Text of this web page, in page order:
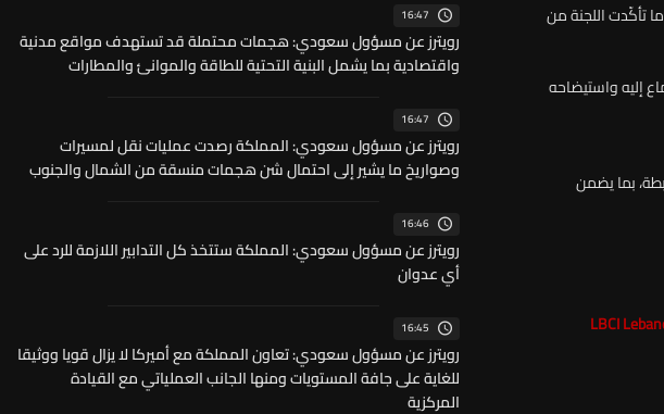
تأكّدت اللجنة من
إليه واستيضاحه
بما يضمن
LBCI
16:47
رويترز عن مسؤول سعودي: هجمات محتملة قد تستهدف مواقع مدنية
واقتصادية بما يشمل البنية التحتية للطاقة والموانئ والمطارات
16:47
رويترز عن مسؤول سعودي: المملكة رصدت عمليات نقل لمسيرات
وصواريخ ما يشير إلى احتمال شن هجمات منسقة من الشمال والجنوب
16:46
رويترز عن مسؤول سعودي: المملكة ستتخذ كل التدابير اللازمة للرد على
أي عدوان
16:45
رويترز عن مسؤول سعودي: تعاون المملكة مع أميركا لا يزال قويا ووثيقا
للغاية على جافة المستويات ومنها الجانب العملياتي مع القيادة
المركزية